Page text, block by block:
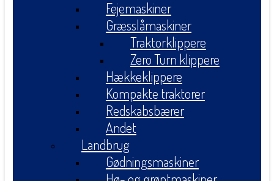
Fejemaskiner
Græsslåmaskiner
Traktorklippere
Zero Turn klippere
Hækkeklippere
Kompakte traktorer
Redskabsbærer
Andet
Landbrug
Gødningsmaskiner